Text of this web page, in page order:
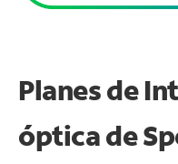
Planes de
óptica de